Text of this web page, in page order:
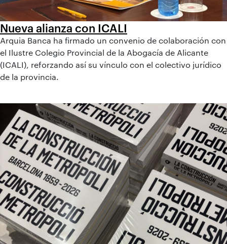
Nueva alianza con ICALI
Arquia Banca ha firmado un convenio de colaboración con
el Ilustre Colegio Provincial de la Abogacía de Alicante
(ICALI), reforzando así su vínculo con el colectivo jurídico
de la provincia.